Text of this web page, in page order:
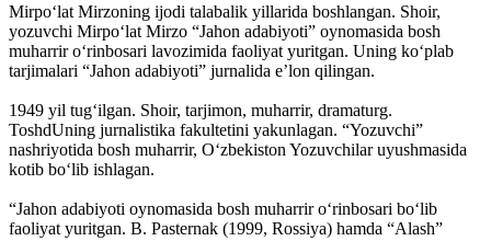
Mirpo‘lat Mirzoning ijodi talabalik yillarida boshlangan. Shoir,
yozuvchi Mirpo‘lat Mirzo “Jahon adabiyoti” oynomasida bosh
muharrir o‘rinbosari lavozimida faoliyat yuritgan. Uning ko‘plab
tarjimalari “Jahon adabiyoti” jurnalida e’lon qilingan.
1949 yil tug‘ilgan. Shoir, tarjimon, muharrir, dramaturg.
ToshdUning jurnalistika fakultetini yakunlagan. “Yozuvchi”
nashriyotida bosh muharrir, O‘zbekiston Yozuvchilar uyushmasida
kotib bo‘lib ishlagan.
“Jahon adabiyoti oynomasida bosh muharrir o‘rinbosari bo‘lib
faoliyat yuritgan. B. Pasternak (1999, Rossiya) hamda “Alash”